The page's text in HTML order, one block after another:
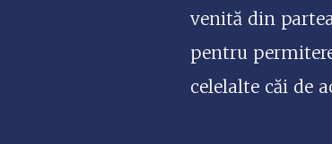
venită din
pentru
celelalte căi de